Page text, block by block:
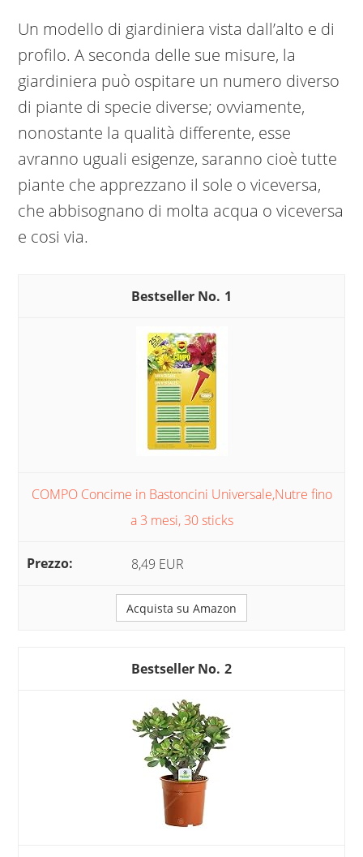
Un modello di giardiniera vista dall’alto e di
profilo. A seconda delle sue misure, la
giardiniera può ospitare un numero diverso
di piante di specie diverse; ovviamente,
nonostante la qualità differente, esse
avranno uguali esigenze, saranno cioè tutte
piante che apprezzano il sole o viceversa,
che abbisognano di molta acqua o viceversa
e cosi via.
1
COMPO Concime in Bastoncini Universale,Nutre fino
a 3 mesi, 30 sticks
8,49 EUR
Acquista su Amazon
2